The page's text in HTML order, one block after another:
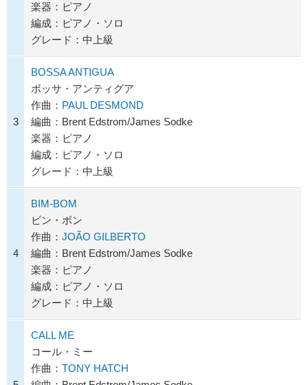
楽器：ピアノ
編成：ピアノ・ソロ
グレード：中上級
3
BOSSA ANTIGUA
ボッサ・アンティグア
作曲： PAUL DESMOND
編曲：Brent Edstrom/James Sodke
楽器：ピアノ
編成：ピアノ・ソロ
グレード：中上級
4
BIM-BOM
ビン・ボン
作曲： JOÃO GILBERTO
編曲：Brent Edstrom/James Sodke
楽器：ピアノ
編成：ピアノ・ソロ
グレード：中上級
CALL ME
コール・ミー
作曲： TONY HATCH